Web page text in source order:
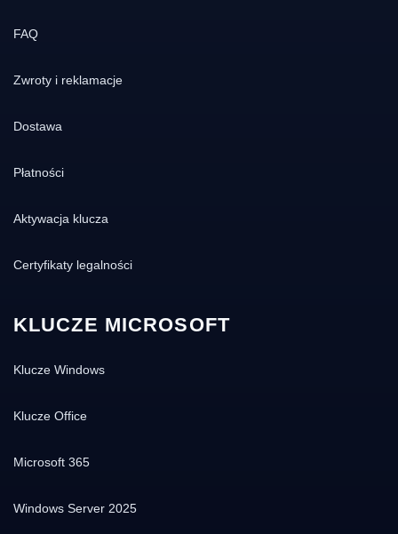
FAQ
Zwroty i reklamacje
Dostawa
Płatności
Aktywacja klucza
Certyfikaty legalności
KLUCZE MICROSOFT
Klucze Windows
Klucze Office
Microsoft 365
Windows Server 2025